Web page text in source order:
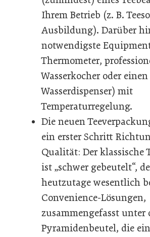
Ihrem Betrieb (z. B.
Ausbildung). Darüber
notwendigste
Thermometer,
Wasserkocher oder
Wasserdispenser) mit
Temperaturregelung.
Die neuen
ein erster Schritt
Qualität: Der klassische
ist „schwer gebeutelt“,
heutzutage wesentlich
Convenience-Lösungen,
zusammengefasst unter
Pyramidenbeutel, die